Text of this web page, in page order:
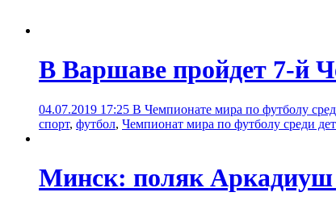
В Варшаве пройдет 7-й
04.07.2019 17:25 В Чемпионате мира по футболу
спорт, футбол, Чемпионат мира по футболу среди
Минск: поляк Аркадиуш